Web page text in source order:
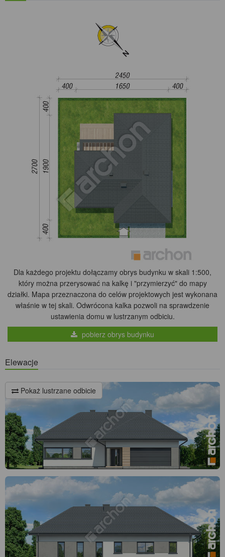
Dla każdego projektu dołączamy obrys budynku w skali 1:500,
który można przerysować na kalkę i "przymierzyć" do mapy
działki. Mapa przeznaczona do celów projektowych jest wykonana
właśnie w tej skali. Odwrócona kalka pozwoli na sprawdzenie
ustawienia domu w lustrzanym odbiciu.
pobierz obrys budynku
Elewacje
Pokaż lustrzane odbicie